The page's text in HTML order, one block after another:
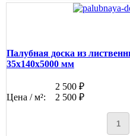
Палубная доска из
35x140x5000 мм
2 500 ₽
Цена / м²:
2 500 ₽